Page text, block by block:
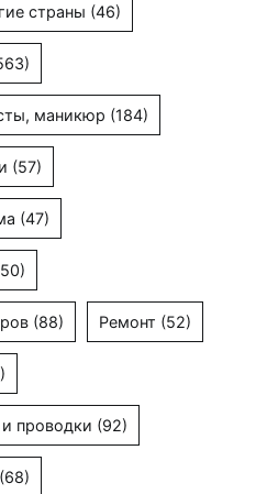
страны (46)
маникюр (184)
(57)
(47)
(88) Ремонт (52)
проводки (92)
(68)